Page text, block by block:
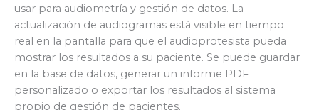
usar para audiometría y gestión de datos. La
actualización de audiogramas está visible en tiempo
real en la pantalla para que el audioprotesista pueda
mostrar los resultados a su paciente. Se puede guardar
en la base de datos, generar un informe PDF
personalizado o exportar los resultados al sistema
propio de gestión de pacientes.